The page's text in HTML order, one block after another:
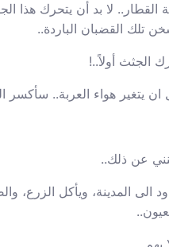
لا بد أن يتحرك هذا
تلك القضبان الباردة..
الجثث أولاً..!
يتغير هواء العربة.. سأكسر
عن ذلك..
الى المدينة، ويأكل الزرع،